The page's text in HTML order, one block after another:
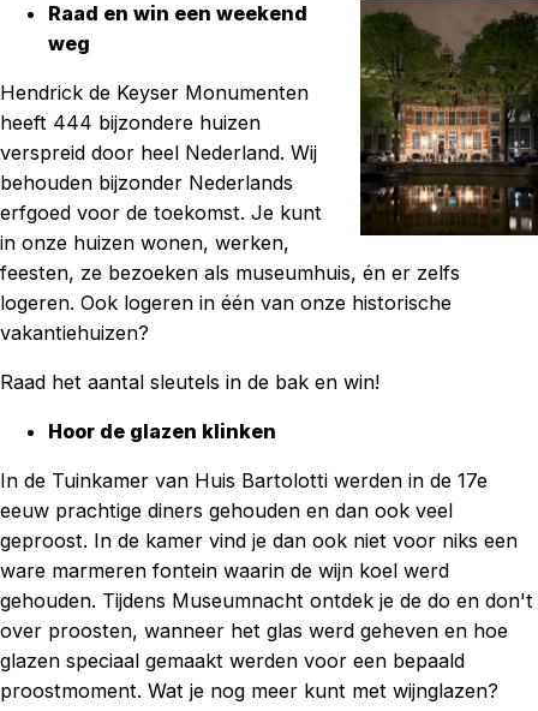
Raad en win een weekend
weg
Hendrick de Keyser Monumenten
heeft 444 bijzondere huizen
verspreid door heel Nederland. Wij
behouden bijzonder Nederlands
erfgoed voor de toekomst. Je kunt
in onze huizen wonen, werken,
feesten, ze bezoeken als museumhuis, én er zelfs
logeren. Ook logeren in één van onze historische
vakantiehuizen?
Raad het aantal sleutels in de bak en win!
Hoor de glazen klinken
In de Tuinkamer van Huis Bartolotti werden in de 17e
eeuw prachtige diners gehouden en dan ook veel
geproost. In de kamer vind je dan ook niet voor niks een
ware marmeren fontein waarin de wijn koel werd
gehouden. Tijdens Museumnacht ontdek je de do en don't
over proosten, wanneer het glas werd geheven en hoe
glazen speciaal gemaakt werden voor een bepaald
proostmoment. Wat je nog meer kunt met wijnglazen?